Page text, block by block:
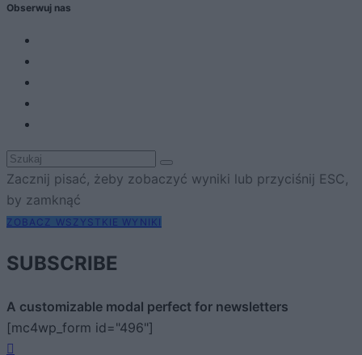
Obserwuj nas
Zacznij pisać, żeby zobaczyć wyniki lub przyciśnij ESC,
by zamknąć
ZOBACZ WSZYSTKIE WYNIKI
SUBSCRIBE
A customizable modal perfect for newsletters
[mc4wp_form id="496"]